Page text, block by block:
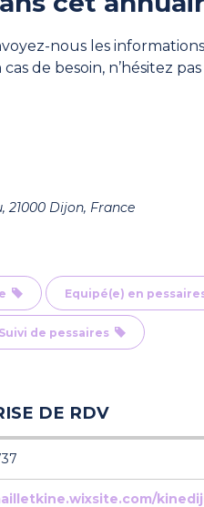
nous les
cas de besoin, n’hésitez
21000 Dijon, France
Equipé(e) en
de pessaires
DE RDV